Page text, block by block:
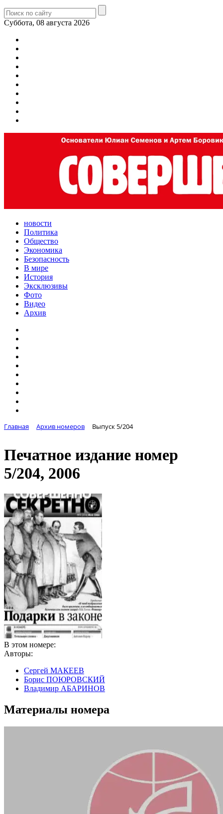
Суббота, 08 августа 2026
новости
Политика
Общество
Экономика
Безопасность
В мире
История
Эксклюзивы
Фото
Видео
Архив
Главная Архив номеров Выпуск 5/204
Печатное издание номер
5/204, 2006
В этом номере:
Авторы:
Сергей МАКЕЕВ
Борис ПОЮРОВСКИЙ
Владимир АБАРИНОВ
Материалы номера